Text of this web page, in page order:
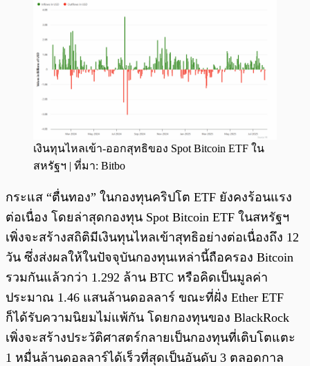
เงินทุนไหลเข้า-ออกสุทธิของ Spot Bitcoin ETF ใน
สหรัฐฯ | ที่มา: Bitbo
กระแส “ตื่นทอง” ในกองทุนคริปโต ETF ยังคงร้อนแรง
ต่อเนื่อง โดยล่าสุดกองทุน Spot Bitcoin ETF ในสหรัฐฯ
เพิ่งจะสร้างสถิติมีเงินทุนไหลเข้าสุทธิอย่างต่อเนื่องถึง 12
วัน ซึ่งส่งผลให้ในปัจจุบันกองทุนเหล่านี้ถือครอง Bitcoin
รวมกันแล้วกว่า 1.292 ล้าน BTC หรือคิดเป็นมูลค่า
ประมาณ 1.46 แสนล้านดอลลาร์ ขณะที่ฝั่ง Ether ETF
ก็ได้รับความนิยมไม่แพ้กัน โดยกองทุนของ BlackRock
เพิ่งจะสร้างประวัติศาสตร์กลายเป็นกองทุนที่เติบโตแตะ
1 หมื่นล้านดอลลาร์ได้เร็วที่สุดเป็นอันดับ 3 ตลอดกาล